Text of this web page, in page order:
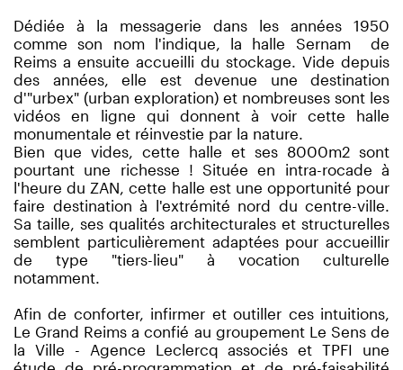
Dédiée à la messagerie dans les années 1950
comme son nom l'indique, la halle Sernam
de
Reims a ensuite accueilli du stockage. Vide depuis
des années, elle est devenue une destination
d'"urbex" (urban exploration) et nombreuses sont les
vidéos en ligne qui donnent à voir cette halle
monumentale et réinvestie par la nature.
Bien que vides, cette halle et ses 8000m2 sont
pourtant une richesse ! Située en intra-rocade à
l'heure du ZAN, cette halle est une opportunité pour
faire destination à l'extrémité nord du centre-ville.
Sa taille, ses qualités architecturales et structurelles
semblent particulièrement adaptées pour accueillir
de type "tiers-lieu" à vocation culturelle
notamment.
Afin de conforter, infirmer et outiller ces intuitions,
Le Grand Reims a confié au groupement Le Sens de
la Ville - Agence Leclercq associés et TPFI une